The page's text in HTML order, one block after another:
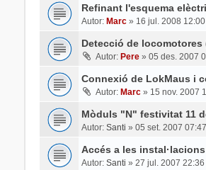
Refinant l'esquema
Autor: Marc» 16 jul. 2008 12:00
Detecció de
Autor: Pere» 05 des. 2007
Connexió de LokMaus i
Autor: Marc» 15 nov. 2007
Mòduls "N" festivitat 11
Autor: Santi » 05 set. 2007 07:47
Accés a les
Autor: Santi » 27 jul. 2007 22:36